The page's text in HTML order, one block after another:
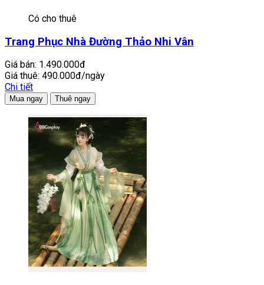
Có cho thuê
Trang Phục Nhà Đường Thảo Nhi Vân
Giá bán: 1.490.000đ
Giá thuê: 490.000đ/ngày
Chi tiết
Mua ngay Thuê ngay